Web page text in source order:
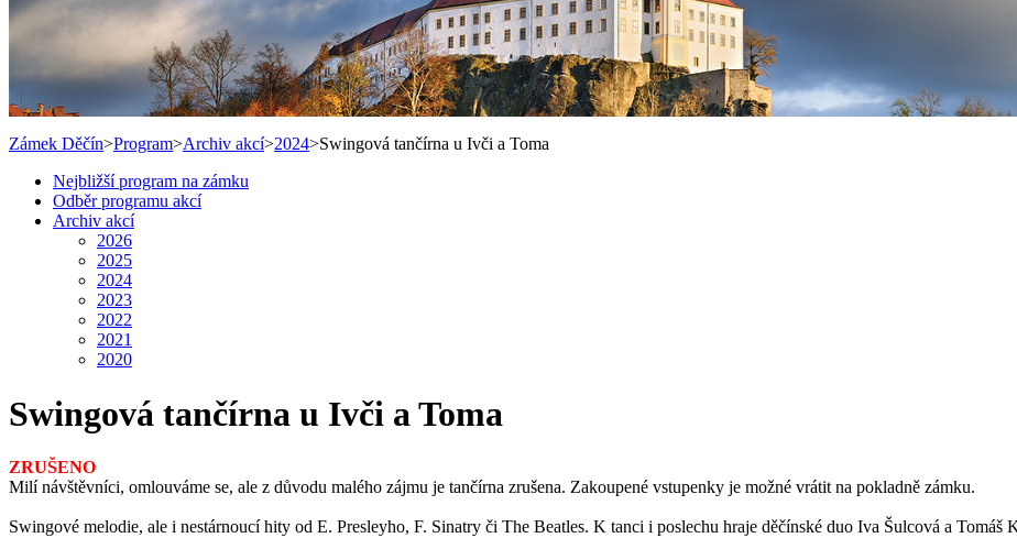
Zámek Děčín>Program>Archiv akcí>2024>Swingová tančírna u Ivči a Toma
Nejbližší program na zámku
Odběr programu akcí
Archiv akcí
2026
2025
2024
2023
2022
2021
2020
Swingová tančírna u Ivči a Toma
ZRUŠENO
Milí návštěvníci, omlouváme se, ale z důvodu malého zájmu je tančírna zrušena. Zakoupené vstupenky je možné vrátit na pokladně zámku.
Swingové melodie, ale i nestárnoucí hity od E. Presleyho, F. Sinatry či The Beatles. K tanci i poslechu hraje děčínské duo Iva Šulcová a Tomáš